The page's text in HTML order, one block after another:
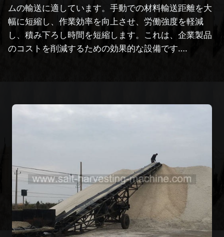
ムの輸送に適しています。手動での材料輸送距離を大
幅に短縮し、作業効率を向上させ、労働強度を軽減
し、積み下ろし時間を短縮します。これは、企業製品
のコストを削減するための効果的な設備です….